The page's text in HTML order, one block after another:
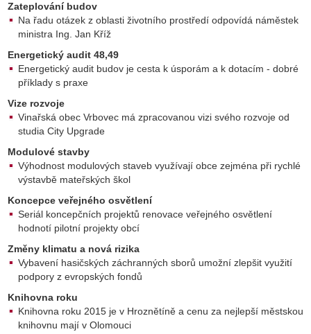
Zateplování budov
Na řadu otázek z oblasti životního prostředí odpovídá náměstek
ministra Ing. Jan Kříž
Energetický audit 48,49
Energetický audit budov je cesta k úsporám a k dotacím - dobré
příklady s praxe
Vize rozvoje
Vinařská obec Vrbovec má zpracovanou vizi svého rozvoje od
studia City Upgrade
Modulové stavby
Výhodnost modulových staveb využívají obce zejména při rychlé
výstavbě mateřských škol
Koncepce veřejného osvětlení
Seriál koncepčních projektů renovace veřejného osvětlení
hodnotí pilotní projekty obcí
Změny klimatu a nová rizika
Vybavení hasičských záchranných sborů umožní zlepšit využití
podpory z evropských fondů
Knihovna roku
Knihovna roku 2015 je v Hroznětíně a cenu za nejlepší městskou
knihovnu mají v Olomouci